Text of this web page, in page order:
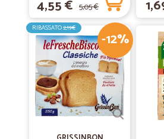
4,55 € 5,05 €
-12%
RIBASSATO2,19€